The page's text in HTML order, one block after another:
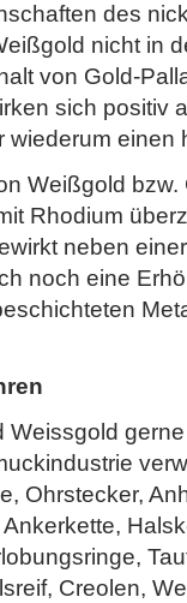
des
nicht in
von Gold-
sich positiv
einen
Weißgold
Rhodium
neben
noch eine
Weissgold
Ohrstecker,
Creolen,